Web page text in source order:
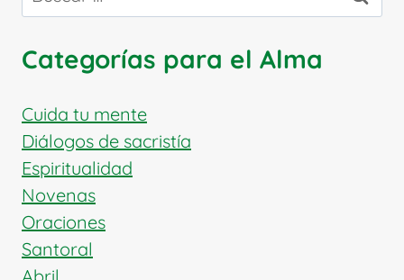
Categorías para el Alma
Cuida tu mente
Diálogos de sacristía
Espiritualidad
Novenas
Oraciones
Santoral